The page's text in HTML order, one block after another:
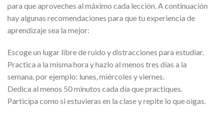
para que aproveches al máximo cada lección. A continuación
hay algunas recomendaciones para que tu experiencia de
aprendizaje sea la mejor:
Escoge un lugar libre de ruido y distracciones para estudiar.
Practica a la misma hora y hazlo al menos tres días a la
semana, por ejemplo: lunes, miércoles y viernes.
Dedica al menos 50 minutos cada día que practiques.
Participa como si estuvieras en la clase y repite lo que oigas.